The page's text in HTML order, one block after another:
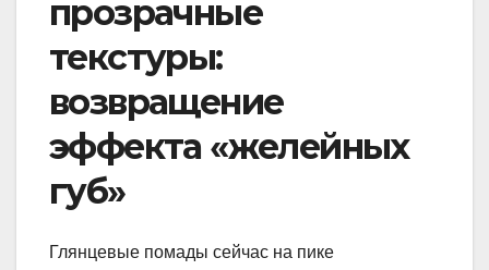
прозрачные
текстуры:
возвращение
эффекта «желейных
губ»
Глянцевые помады сейчас на пике